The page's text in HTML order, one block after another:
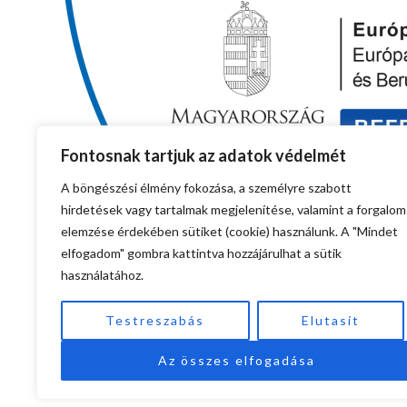
Fontosnak tartjuk az adatok védelmét
A böngészési élmény fokozása, a személyre szabott
hirdetések vagy tartalmak megjelenítése, valamint a forgalom
elemzése érdekében sütiket (cookie) használunk. A "Mindet
elfogadom" gombra kattintva hozzájárulhat a sütik
használatához.
Testreszabás Elutasít
Az összes elfogadása